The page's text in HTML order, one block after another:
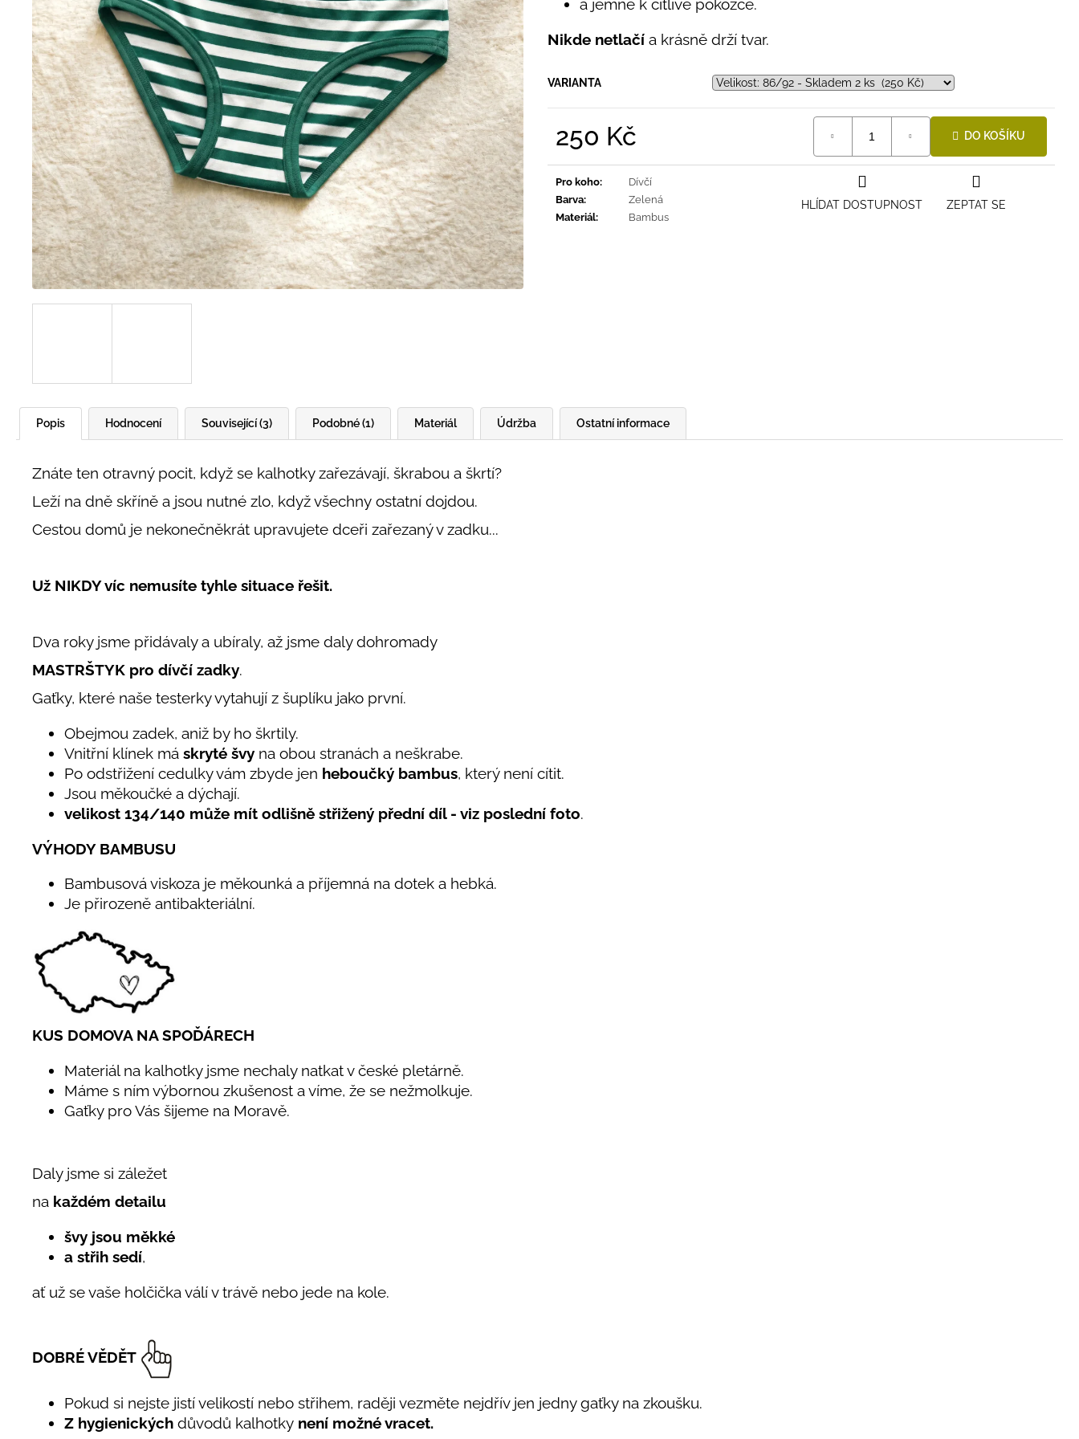
a jemné k citlivé pokožce.
Nikde netlačí a krásně drží tvar.
VARIANTA
250 Kč DO KOŠÍKU
Pro koho:
Dívčí
Barva:
Zelená
Materiál: Bambus
ZEPTAT SE
HLÍDAT DOSTUPNOST
Popis Hodnocení Související (3) Podobné (1) Ostatní informace
Materiál Údržba
Znáte ten otravný pocit, když se kalhotky zařezávají, škrabou a škrtí?
Leží na dně skříně a jsou nutné zlo, když všechny ostatní dojdou.
Cestou domů je nekonečněkrát upravujete dceři zařezaný v zadku...
Už NIKDY víc nemusíte tyhle situace řešit.
Dva roky jsme přidávaly a ubíraly, až jsme daly dohromady
MASTRŠTYK pro dívčí zadky.
Gaťky, které naše testerky vytahují z šuplíku jako první.
Obejmou zadek, aniž by ho škrtily.
Vnitřní klínek má skryté švy na obou stranách a neškrabe.
Po odstřižení cedulky vám zbyde jen heboučký bambus, který není cítit.
Jsou měkoučké a dýchají.
velikost 134/140 může mít odlišně střižený přední díl - viz poslední foto.
VÝHODY BAMBUSU
Bambusová viskoza je měkounká a příjemná na dotek a hebká.
Je přirozeně antibakteriální.
KUS DOMOVA NA SPOĎÁRECH
Materiál na kalhotky jsme nechaly natkat v české pletárně.
Máme s ním výbornou zkušenost a víme, že se nežmolkuje.
Gaťky pro Vás šijeme na Moravě.
Daly jsme si záležet
na každém detailu
švy jsou měkké
a střih sedí,
ať už se vaše holčička válí v trávě nebo jede na kole.
DOBRÉ VĚDĚT
Pokud si nejste jistí velikostí nebo střihem, raději vezměte nejdřív jen jedny gaťky na zkoušku.
Z hygienických důvodů kalhotky není možné vracet.
395 Kč
395 Kč